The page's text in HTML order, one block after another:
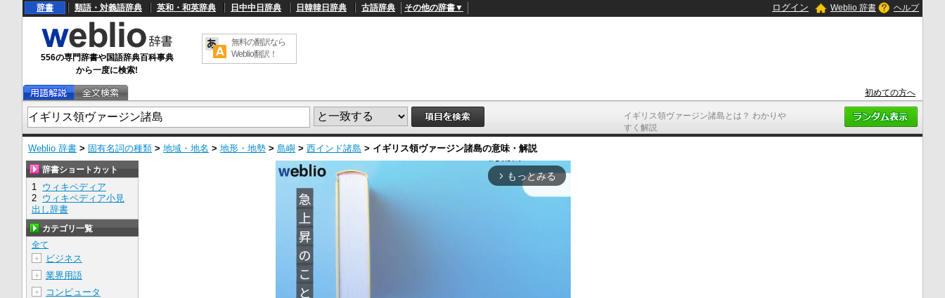
イギリス領ヴァージン諸島とは？ わかりや
すく解説
辞書 類語・対義語辞典 英和・和英辞典 日中中日辞典 日韓韓日辞典 古語辞典 その他の辞書▼ ログイン Weblio 辞書 ヘルプ
556の専門辞書や国語辞典百科事典
から一度に検索!
無料の翻訳なら
Weblio翻訳！
初めての方へ
Weblio 辞書 > 固有名詞の種類 > 地域・地名 > 地形・地勢 > 島嶼 > 西インド諸島 > イギリス領ヴァージン諸島の意味・解説
arrow_forward_ios もっとみる
辞書ショートカット
1 ウィキペディア
2 ウィキペディア小見
出し辞書
カテゴリ一覧
全て
＋
ビジネス
＋ 業界用語
＋ コンピュータ